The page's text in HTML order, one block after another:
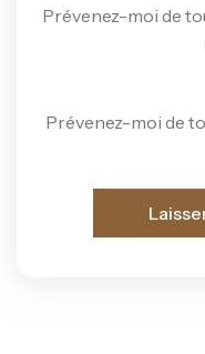
Prévenez-moi de
Prévenez-moi de